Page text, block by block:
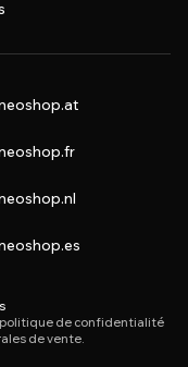
politique de confidentialité
de vente.